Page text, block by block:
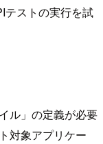
テストの実行を試
ル」の定義が必要
対象アプリケー